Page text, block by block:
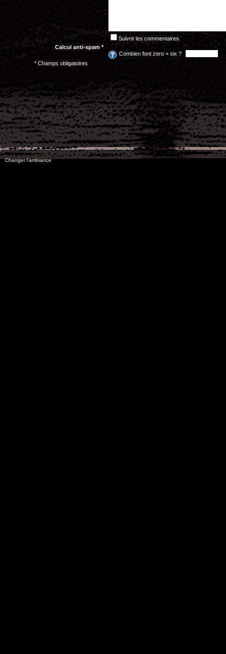
Suivre les commentaires
Calcul anti-spam *
Combien font zero + six ?
* Champs obligatoires
Changer l'ambiance